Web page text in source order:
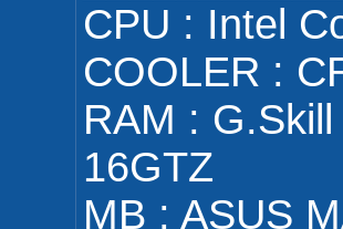
CPU : Intel
COOLER :
RAM :
16GTZ
MB : ASUS